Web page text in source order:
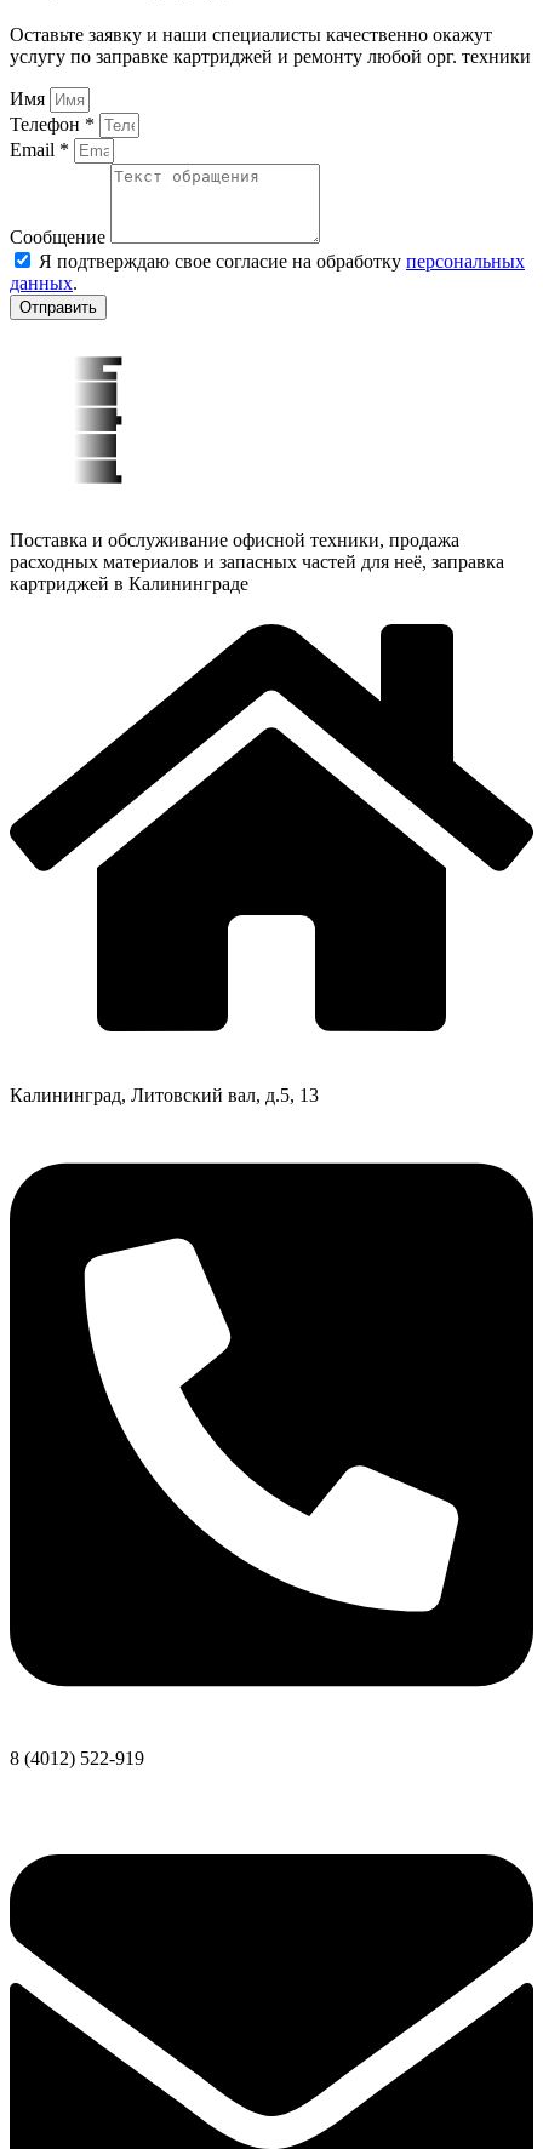
Оставьте заявку и наши специалисты качественно окажут
услугу по заправке картриджей и ремонту любой орг. техники
Имя
Телефон *
Email *
Сообщение
Я подтверждаю свое согласие на обработку персональных
данных.
Отправить
Поставка и обслуживание офисной техники, продажа
расходных материалов и запасных частей для неё, заправка
картриджей в Калининграде
Калининград, Литовский вал, д.5, 13
8 (4012) 522-919